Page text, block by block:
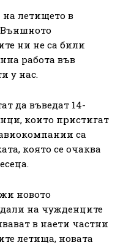
летището в
ни не са били
работа във
у нас.
да въведат 14-
които пристигат
са
която се очаква
новото
на чужденците
в наети частни
летища, новата